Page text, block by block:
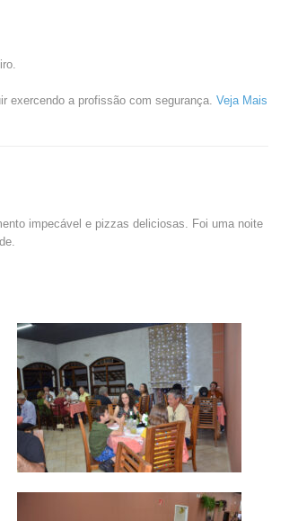
exercendo a profissão com segurança. Veja Mais
impecável e pizzas deliciosas. Foi uma noite